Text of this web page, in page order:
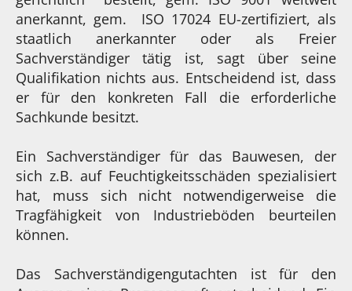
anerkannt, gem. ISO 17024 EU-zertifiziert, als
staatlich anerkannter oder als Freier
Sachverständiger tätig ist, sagt über seine
Qualifikation nichts aus. Entscheidend ist, dass
er für den konkreten Fall die erforderliche
Sachkunde besitzt.
Ein Sachverständiger für das Bauwesen, der
sich z.B. auf Feuchtigkeitsschäden spezialisiert
hat, muss sich nicht notwendigerweise die
Tragfähigkeit von Industrieböden beurteilen
können.
Das Sachverständigengutachten ist für den